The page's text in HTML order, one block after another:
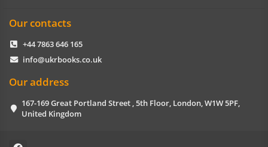
Our contacts
+44 7863 646 165
info@ukrbooks.co.uk
Our address
167-169 Great Portland Street , 5th Floor, London, W1W 5PF,
United Kingdom